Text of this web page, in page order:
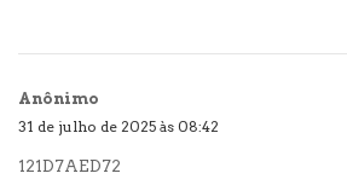
Anônimo
31 de julho de 2025 às 08:42
121D7AED72